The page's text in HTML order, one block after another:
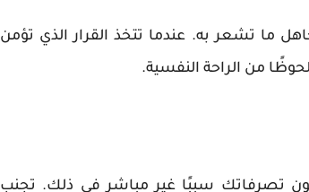
ما تشعر به. عندما تتخذ القرار الذي تؤمن
من الراحة النفسية.
تصرفاتك سببًا غير مباشر في ذلك. تجنب